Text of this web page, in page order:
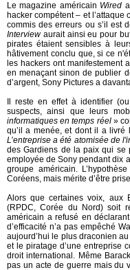
Le magazine américain Wired
hacker compétent – et
commis des erreurs ou s’il est
Interview aurait ainsi eu pour
pirates étaient sensibles à
hâtivement conclu que, si ce
les hackers ont manifestement
en menaçant sinon de publier
d’argent, Sony Pictures a
Il reste en effet à identifier
suspects, ainsi que leurs
informatiques en temps réel»
qu’il a menée, et dont il a
L’entreprise a été atomisée de
des Gardiens de la paix qui se
employée de Sony pendant dix
groupe américain.
Coréens, mais mérite d’être
Alors que certaines voix, aux
(RPDC, Corée du Nord) soit
américain a refusé en
d’efficacité n’a pas empêché
aujourd’hui le plus draconien
et le piratage d’une entreprise
droit international. Même
pas un acte de guerre mais du